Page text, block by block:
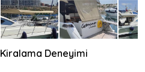
Deneyimi